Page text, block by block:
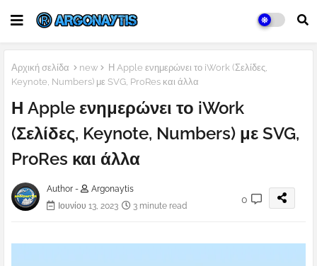
Αρχική σελίδα new
Η Apple ενημερώνει το iWork (Σελίδες,
Keynote, Numbers) με SVG, ProRes και άλλα
Η Apple ενημερώνει το iWork
(Σελίδες, Keynote, Numbers) με SVG,
ProRes και άλλα
Author -
Argonaytis
Ιουνίου 13, 2023
3 minute read
0